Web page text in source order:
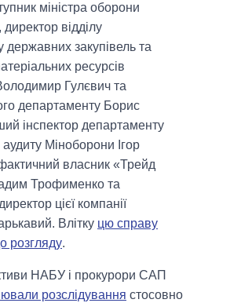
міністра оборони
відділу
державних закупівель та
ресурсів
Гулєвич та
департаменту Борис
інспектор департаменту
Міноборони Ігор
власник «Трейд
Трофименко та
цієї компанії
Влітку цю справу
розгляду.
НАБУ і прокурори САП
розслідування стосовно